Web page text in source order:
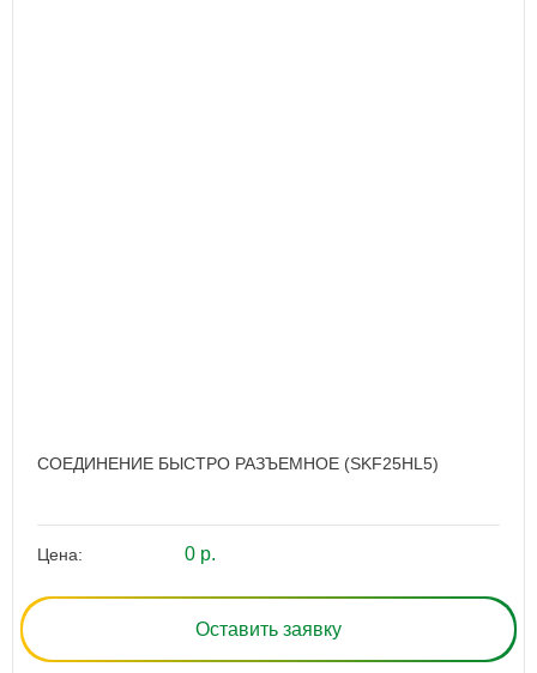
СОЕДИНЕНИЕ БЫСТРО РАЗЪЕМНОЕ (SKF25HL5)
Цена: 0 р.
Оставить заявку